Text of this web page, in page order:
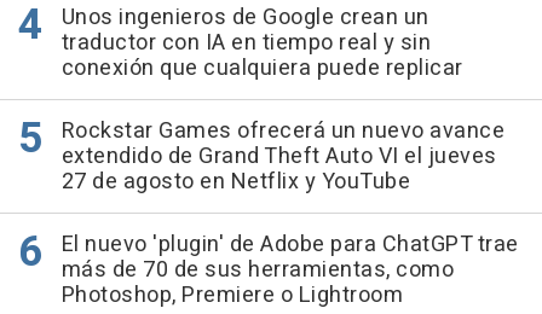
Unos ingenieros de Google crean un
traductor con IA en tiempo real y sin
conexión que cualquiera puede replicar
Rockstar Games ofrecerá un nuevo avance
extendido de Grand Theft Auto VI el jueves
27 de agosto en Netflix y YouTube
El nuevo 'plugin' de Adobe para ChatGPT trae
más de 70 de sus herramientas, como
Photoshop, Premiere o Lightroom